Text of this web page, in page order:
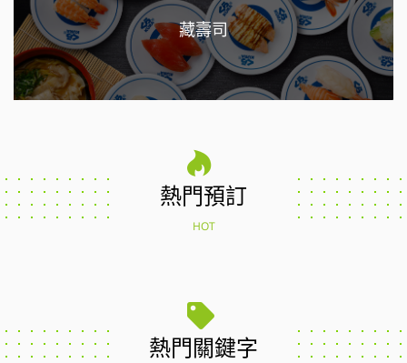
藏壽司
熱門預訂
HOT
熱門關鍵字